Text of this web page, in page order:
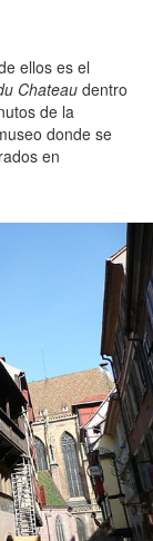
ellos es el
Chateaudentro
de la
donde se
en